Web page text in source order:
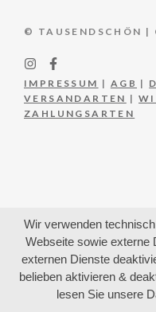
© TAUSENDSCHÖN |
IMPRESSUM | AGB |
VERSANDARTEN |
ZAHLUNGSARTEN
Wir verwenden
Webseite sowie externe
externen Dienste
belieben aktivieren &
lesen Sie unsere